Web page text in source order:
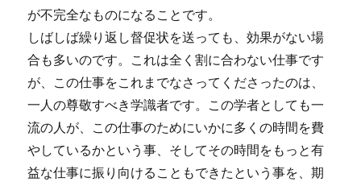
が不完全なものになることです。
しばしば繰り返し督促状を送っても、効果がない場
合も多いのです。これは全く割に合わない仕事です
が、この仕事をこれまでなさってくださったのは、
一人の尊敬すべき学識者です。この学者としても一
流の人が、この仕事のためにいかに多くの時間を費
やしているかという事、そしてその時間をもっと有
益な仕事に振り向けることもできたという事を、期